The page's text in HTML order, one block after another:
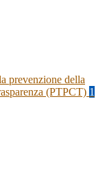
prevenzione della
(PTPCT) 1